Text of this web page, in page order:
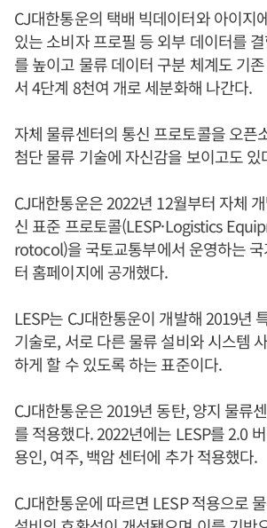
CJ대한통운의 택배 빅데이터와 아이지
있는 소비자 프로필 등 외부 데이터를
를 높이고 물류 데이터 구분 체계도 기
서 4단계 8천여 개로 세분화해 나간다.
자체 물류센터의 통신 프로토콜을 오픈
첨단 물류 기술에 자신감을 보이고도 있
CJ대한통운은 2022년 12월부터 자체
신 표준 프로토콜(LESP·Logistics
rotocol)을 국토교통부에서 운영하는
터 홈페이지에 공개했다.
LESP는 CJ대한통운이 개발해 2019년
기술로, 서로 다른 물류 설비와 시스템
하게 할 수 있도록 하는 표준이다.
CJ대한통운은 2019년 동탄, 양지 물류
를 적용했다. 2022년에는 LESP를 2.0
용인, 여주, 백암 센터에 추가 적용했다.
CJ대한통운에 따르면 LESP 적용으로